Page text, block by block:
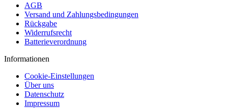
AGB
Versand und Zahlungsbedingungen
Rückgabe
Widerrufsrecht
Batterieverordnung
Informationen
Cookie-Einstellungen
Über uns
Datenschutz
Impressum